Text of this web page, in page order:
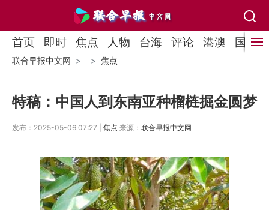
首页 即时 焦点 人物 台海 评论 港澳 国际
联合早报中文网 焦点
特稿：中国人到东南亚种榴梿掘金圆梦
发布：2025-05-06 07:27 | 焦点 来源： 联合早报中文网